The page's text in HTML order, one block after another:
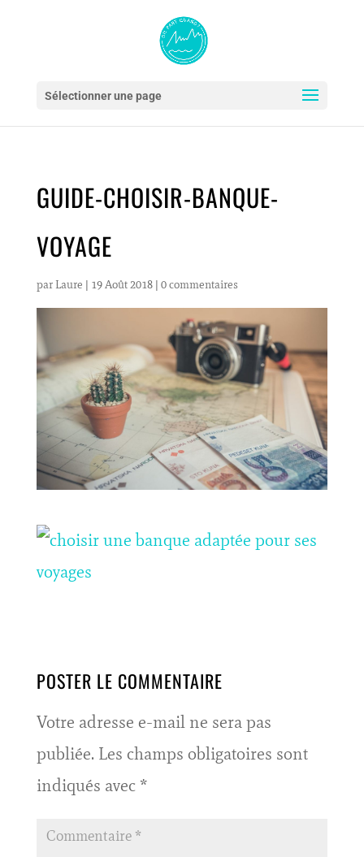
Sélectionner une page
GUIDE-CHOISIR-BANQUE-
VOYAGE
par Laure | 19 Août 2018| 0 commentaires
POSTER LE COMMENTAIRE
Votre adresse e-mail ne sera pas
publiée. Les champs obligatoires sont
indiqués avec *